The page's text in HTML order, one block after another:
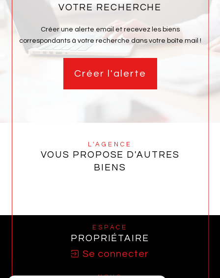
VOTRE RECHERCHE
Créer une alerte email et recevez les biens
correspondants à votre recherche dans votre boîte mail !
Créer l'alerte
L'AGENCE
VOUS PROPOSE D'AUTRES
BIENS
ESPACE
PROPRIÉTAIRE
Se connecter